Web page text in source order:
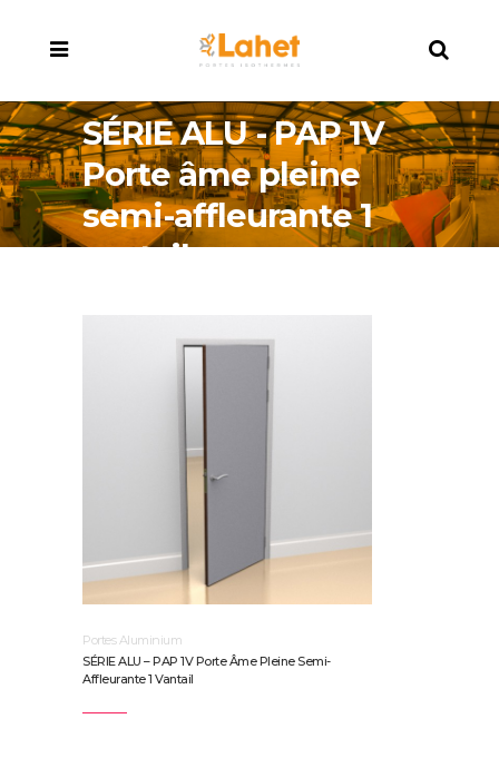
SÉRIE ALU - PAP 1V
Porte âme pleine
semi-affleurante 1
vantail
Portes Aluminium
SÉRIE ALU – PAP 1V Porte Âme Pleine Semi-
Affleurante 1 Vantail